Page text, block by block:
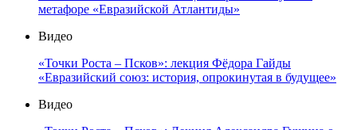
метафоре «Евразийской Атлантиды»
Видео
«Точки Роста – Псков»: лекция Фёдора Гайды
«Евразийский союз: история, опрокинутая в будущее»
Видео